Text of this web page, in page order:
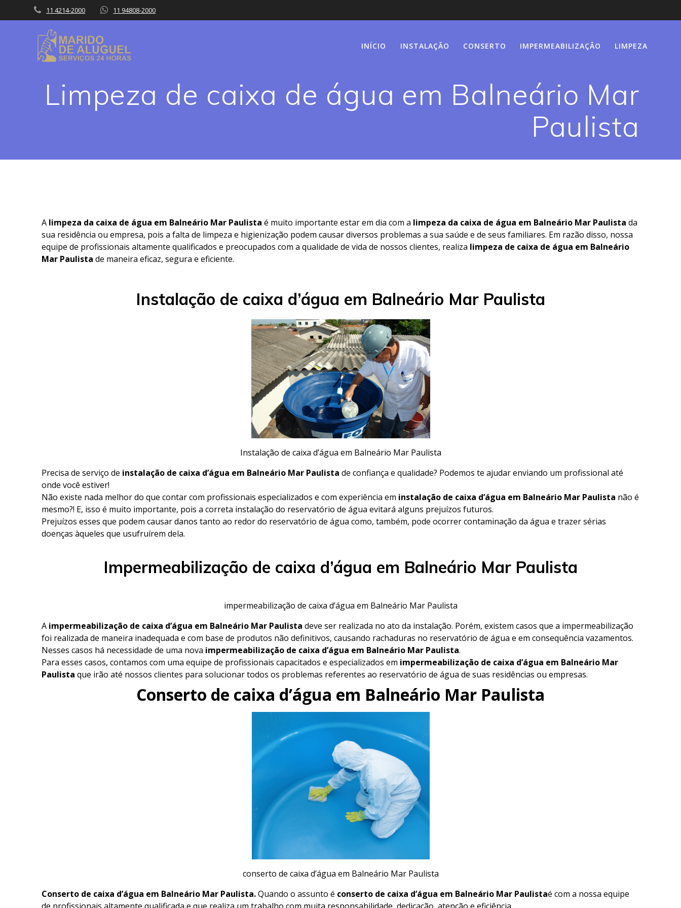
to
11 4214-2000 11 94808-2000
INÍCIO INSTALAÇÃO CONSERTO IMPERMEABILIZAÇÃO LIMPEZA
Limpeza de caixa de água em Balneário Mar
Paulista
A limpeza da caixa de água em Balneário Mar Paulistaé muito importante estar em dia com a limpeza da caixa de água em Balneário Mar Paulistada
sua residência ou empresa, pois a falta de limpeza e higienização podem causar diversos problemas a sua saúde e de seus familiares. Em razão disso, nossa
equipe de profissionais altamente qualificados e preocupados com a qualidade de vida de nossos clientes, realiza limpeza de caixa de água em Balneário
Mar Paulistade maneira eficaz, segura e eficiente.
Instalação de caixa d’água em Balneário Mar Paulista
Instalação de caixa d’água em Balneário Mar Paulista
Precisa de serviço de instalação de caixa d’água em Balneário Mar Paulistade confiança e qualidade? Podemos te ajudar enviando um profissional até
onde você estiver!
Não existe nada melhor do que contar com profissionais especializados e com experiência em instalação de caixa d’água em Balneário Mar Paulista não é
mesmo?! E, isso é muito importante, pois a correta instalação do reservatório de água evitará alguns prejuízos futuros.
Prejuízos esses que podem causar danos tanto ao redor do reservatório de água como, também, pode ocorrer contaminação da água e trazer sérias
doenças àqueles que usufruírem dela.
Impermeabilização de caixa d’água em Balneário Mar Paulista
impermeabilização de caixa d’água em Balneário Mar Paulista
A impermeabilização de caixa d’água em Balneário Mar Paulistadeve ser realizada no ato da instalação. Porém, existem casos que a impermeabilização
foi realizada de maneira inadequada e com base de produtos não definitivos, causando rachaduras no reservatório de água e em consequência vazamentos.
Nesses casos há necessidade de uma nova impermeabilização de caixa d’água em Balneário Mar Paulista.
Para esses casos, contamos com uma equipe de profissionais capacitados e especializados em impermeabilização de caixa d’água em Balneário Mar
Paulistaque irão até nossos clientes para solucionar todos os problemas referentes ao reservatório de água de suas residências ou empresas.
Conserto de caixa d’água em Balneário Mar Paulista
conserto de caixa d’água em Balneário Mar Paulista
Conserto de caixa d’água em Balneário Mar Paulista.Quando o assunto é conserto de caixa d’água em Balneário Mar Paulistaé com a nossa equipe